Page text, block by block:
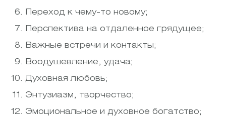
Переход к чему-то новому;
Перспектива на отдаленное грядущее;
Важные встречи и контакты;
Воодушевление, удача;
Духовная любовь;
Энтузиазм, творчество;
Эмоциональное и духовное богатство;